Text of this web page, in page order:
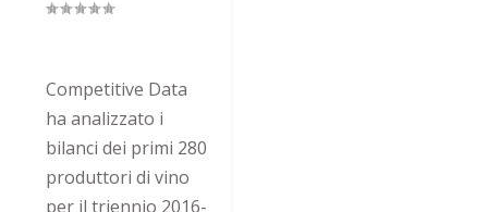
Competitive Data
ha analizzato i
bilanci dei primi 280
produttori di vino
per il triennio 2016-